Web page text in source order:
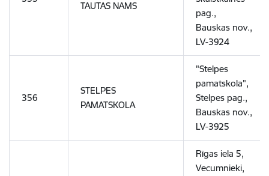
TAUTAS NAMS
pag.,
Bauskas nov.,
LV-3924
356
STELPES
PAMATSKOLA
"Stelpes
pamatskola",
Stelpes pag.,
Bauskas nov.,
LV-3925
Rīgas iela 5,
Vecumnieki,